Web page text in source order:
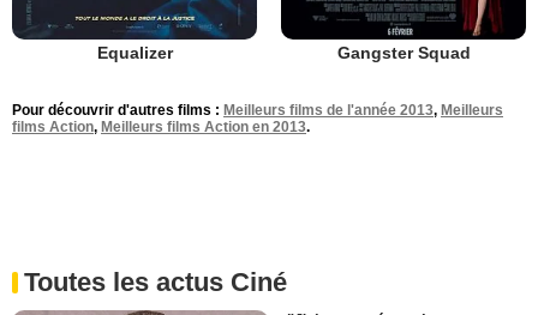
Equalizer Gangster Squad
Pour découvrir d'autres films : Meilleurs films de l'année 2013, Meilleurs
films Action, Meilleurs films Action en 2013.
Toutes les actus Ciné